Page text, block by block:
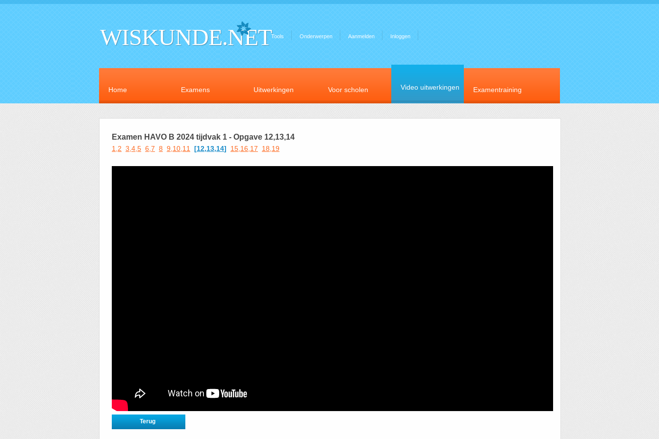
WISKUNDE.NETTools Onderwerpen Aanmelden Inloggen
Home Examens Uitwerkingen Voor scholen Video uitwerkingen Examentraining
Examen HAVO B 2024 tijdvak 1 - Opgave 12,13,14
1,2 3,4,5 6,7 8 9,10,11 [12,13,14] 15,16,17 18,19